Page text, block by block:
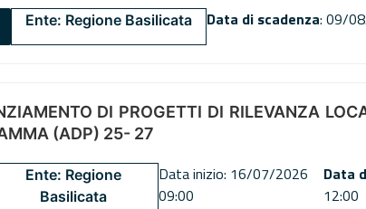
Ente: Regione Basilicata Data di scadenza: 09/
DI PROGETTI DI RILEVANZA
(ADP) 25- 27
Ente: Regione
Basilicata
Data inizio: 16/07/2026
09:00
Data
12:00